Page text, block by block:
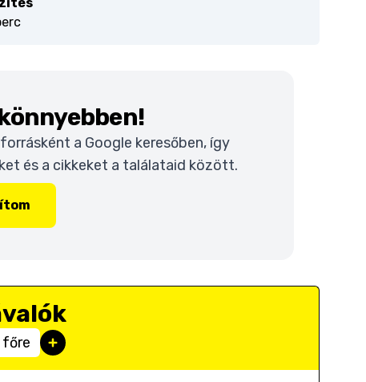
a Google keresőben, így
és a cikkeket a találataid között.
főre